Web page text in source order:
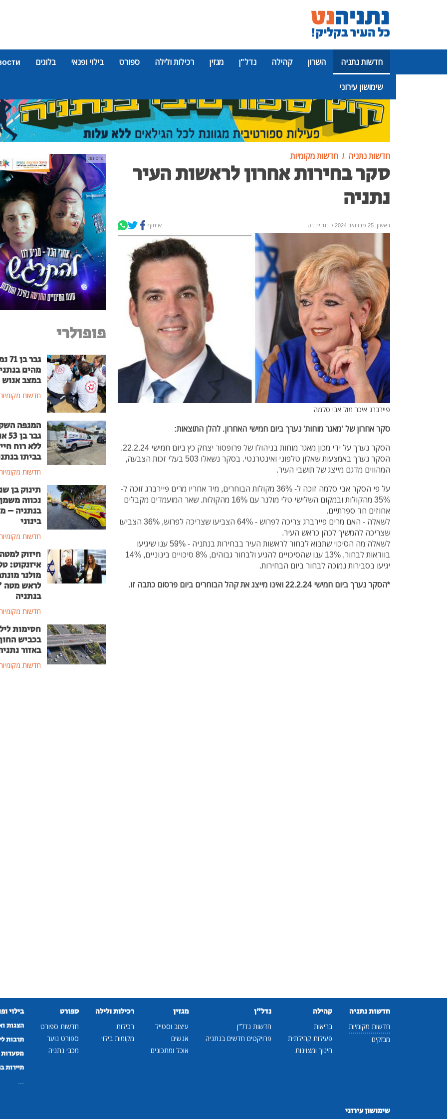
חדשות נתניה השרון קהילה נדל"ן מגזין רכילות ולילה ספורט בילוי ופנאי בלוגים
שימושון עירוני
פרסומת
חדשות נתניה חדשות מקומיות
סקר בחירות אחרון לראשות העיר
נתניה
ראשון, 25 פברואר 2024 / נתניה נט שיתוף
פיירברג איכר מול אבי סלמה
סקר אחרון של 'מאגר מוחות' נערך ביום חמישי האחרון. להלן התוצאות:
הסקר נערך על ידי מכון מאגר מוחות בניהולו של פרופסור יצחק כץ ביום חמישי 22.2.24.
הסקר נערך באמצעות שאלון טלפוני ואינטרנטי. בסקר נשאלו 503 בעלי זכות הצבעה,
המהווים מדגם מייצג של תושבי העיר.
על פי הסקר אבי סלמה זוכה ל- 36% מקולות הבוחרים, מיד אחריו מרים פיירברג זוכה ל-
35% מהקולות ובמקום השלישי טלי מולנר עם 16% מהקולות. שאר המועמדים מקבלים
אחוזים חד ספרתיים.
לשאלה - האם מרים פיירברג צריכה לפרוש - 64% הצביעו שצריכה לפרוש, 36% הצביעו
שצריכה להמשיך לכהן כראש העיר.
לשאלה מה הסיכוי שתבוא לבחור לראשות העיר בבחירות בנתניה - 59% ענו שיגיעו
בוודאות לבחור, 13% ענו שהסיכויים להגיע ולבחור גבוהים, 8% סיכויים בינוניים, 14%
יגיעו בסבירות נמוכה לבחור ביום הבחירות.
*הסקר נערך ביום חמישי 22.2.24 ואינו מייצג את קהל הבוחרים ביום פרסום כתבה זו.
פרסומת
פופולרי
גבר
מהים
במצב אנוש
חדשות
המגפה
גבר
ללא רוח
בביתו
חדשות
תינוק בן
נכווה
בנתניה –
בינוני
חדשות
חיזוק למטה
איזנקוט:
מולנר
לראש
בנתניה
חדשות
חסימות
בכביש
באזור
חדשות
חדשות נתניה
חדשות מקומיות
מבזקים
קהילה
בריאות
פעילות קהילתית
חינוך ומצוינות
נדל"ן
חדשות נדל"ן
פרויקטים חדשים בנתניה
מגזין
עיצוב וסטייל
אנשים
אוכל ומתכונים
רכילות ולילה
רכילות
מקומות בילוי
ספורט
חדשות ספורט
ספורט נוער
מכבי נתניה
בילוי
הצגות
תרבות
מסעדות
תיירות
שימושון עירוני